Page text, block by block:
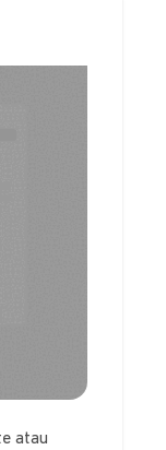
atau